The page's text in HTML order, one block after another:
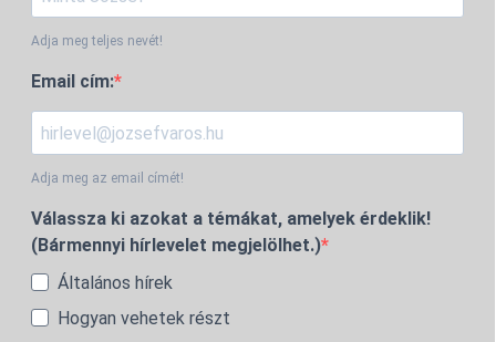
Adja meg teljes nevét!
Email cím:
Adja meg az email címét!
Válassza ki azokat a témákat, amelyek érdeklik!
(Bármennyi hírlevelet megjelölhet.)
Általános hírek
Hogyan vehetek részt